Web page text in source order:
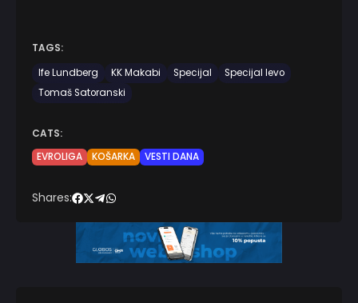
TAGS:
Ife Lundberg
KK Makabi Specijal
Specijal levo
Tomaš Satoranski
CATS:
EVROLIGA
KOŠARKA VESTI DANA
Shares: